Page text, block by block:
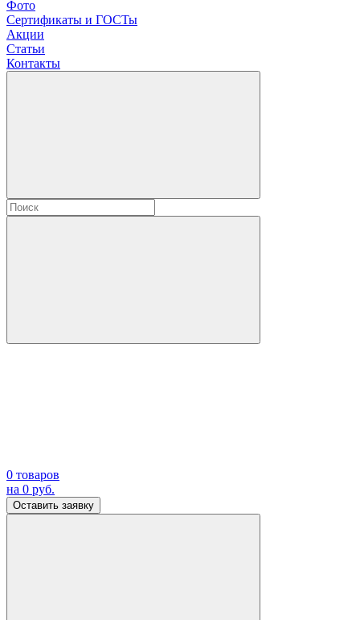
Фото
Сертификаты и ГОСТы
Акции
Статьи
Контакты
0 товаров
на 0 руб.
Оставить заявку